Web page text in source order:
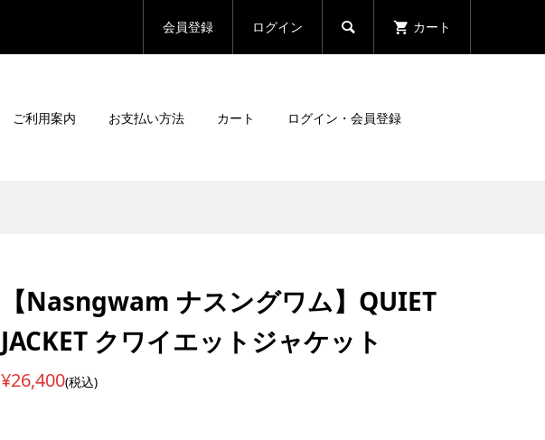
会員登録 ログイン  カート
ご利用案内 お支払い方法 カート ログイン・会員登録
【Nasngwam ナスングワム】QUIET
JACKET クワイエットジャケット
¥26,400(税込)